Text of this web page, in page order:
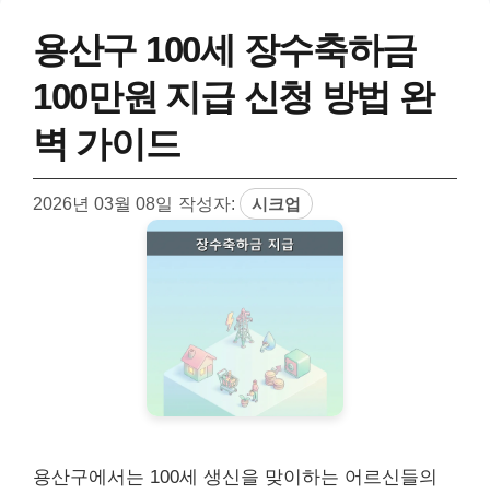
용산구 100세 장수축하금
100만원 지급 신청 방법 완
벽 가이드
2026년 03월 08일 작성자: 시크업
용산구에서는 100세 생신을 맞이하는 어르신들의